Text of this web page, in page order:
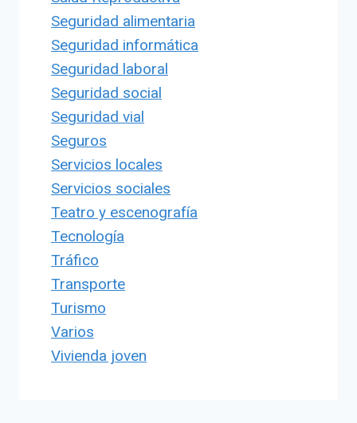
Seguridad alimentaria
Seguridad informática
Seguridad laboral
Seguridad social
Seguridad vial
Seguros
Servicios locales
Servicios sociales
Teatro y escenografía
Tecnología
Tráfico
Transporte
Turismo
Varios
Vivienda joven